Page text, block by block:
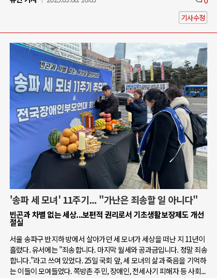
기사수정
'송파 세 모녀' 11주기... "가난은 죄송할 일 아니다"
빈곤과 차별 없는 세상...보편적 권리로서 기초생활보장제도 개선
절실
서울 송파구 반지하 방에서 살아가던 세 모녀가 세상을 떠난 지 11년이
흘렀다. 유서에는 "죄송합니다. 마지막 월세와 공과금입니다. 정말 죄송
합니다.”라고 쓰여 있었다. 25일 국회 앞, 세 모녀의 삶과 죽음을 기억하
는 이들이 모여들었다. 쪽방촌 주민, 장애인, 전세사기 피해자 등 사회...